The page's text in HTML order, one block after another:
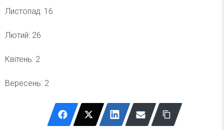
Листопад: 16
Лютий: 26
Квітень: 2
Вересень: 2